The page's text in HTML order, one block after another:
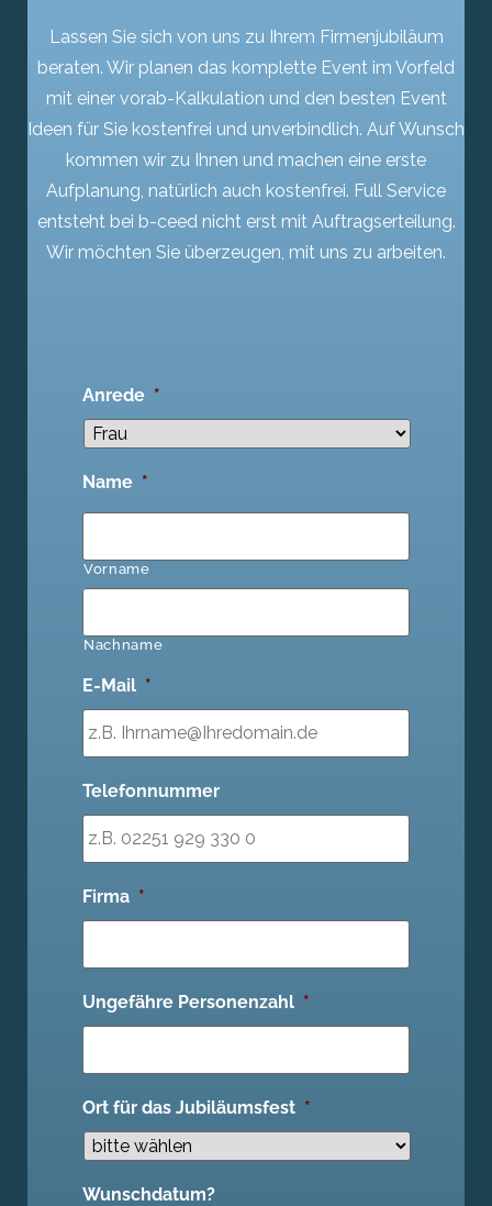
Lassen Sie sich von uns zu Ihrem Firmenjubiläum
beraten. Wir planen das komplette Event im Vorfeld
mit einer vorab-Kalkulation und den besten Event
Ideen für Sie kostenfrei und unverbindlich. Auf Wunsch
kommen wir zu Ihnen und machen eine erste
Aufplanung, natürlich auch kostenfrei. Full Service
entsteht bei b-ceed nicht erst mit Auftragserteilung.
Wir möchten Sie überzeugen, mit uns zu arbeiten.
Anrede *
Name *
Vorname
Nachname
E-Mail *
Telefonnummer
Firma *
Ungefähre Personenzahl *
Ort für das Jubiläumsfest *
Wunschdatum?